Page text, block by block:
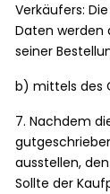
Verkäufers:
Daten werden
seiner
b) mittels des
7. Nachdem
ausstellen,
Sollte der